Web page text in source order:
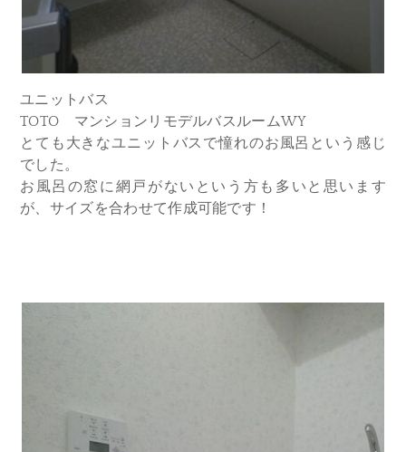
ユニットバス
TOTO マンションリモデルバスルームWY
とても大きなユニットバスで憧れのお風呂という感じ
でした。
お風呂の窓に網戸がないという方も多いと思います
が、サイズを合わせて作成可能です！